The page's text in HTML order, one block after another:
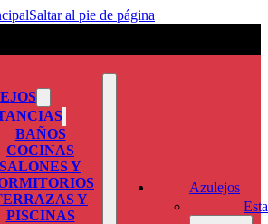
Saltar al pie de página
BAÑOS
COCINAS
SALONES Y
Y
PISCINAS
Azulejos